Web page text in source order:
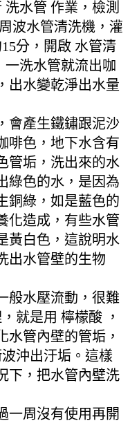
水管 作業，檢測
波水管清洗機，灌
分，開啟 水管清
一洗水管就流出咖
出水變乾淨出水量
會產生鐵鏽跟泥沙
啡色，地下水含有
管垢，洗出來的水
綠色的水，是因為
銅綠，如是藍色的
化造成，有些水管
黃白色，這說明水
出水管壁的生物
般水壓流動，很難
就是用 檸檬酸 ，
水管內壁的管垢，
沖出汙垢。這樣
下，把水管內壁洗
一周沒有使用再開